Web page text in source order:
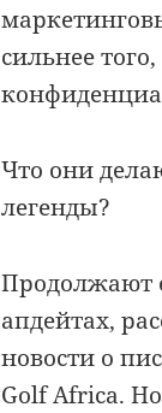
сильнее
Что они
легенды?
Продолжают
апдейтах,
новости о
Golf Africa.